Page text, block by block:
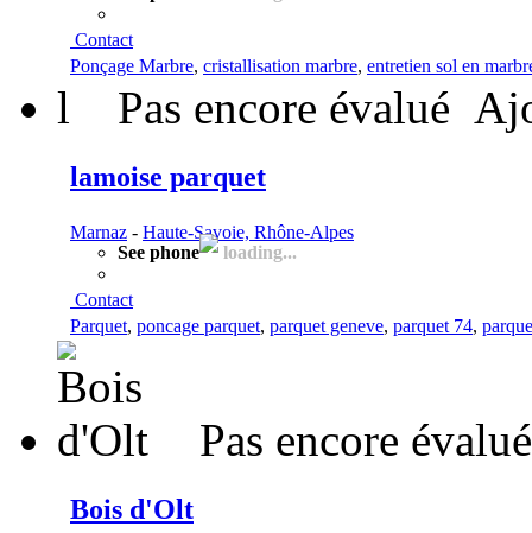
Contact
Ponçage Marbre, cristallisation marbre, entretien sol en
l Pas encore évalué
lamoise parquet
Marnaz - Haute-Savoie, Rhône-Alpes
See phone
loading...
Contact
Parquet, poncage parquet, parquet geneve, parquet 74,
Pas encore évalué
Bois d'Olt